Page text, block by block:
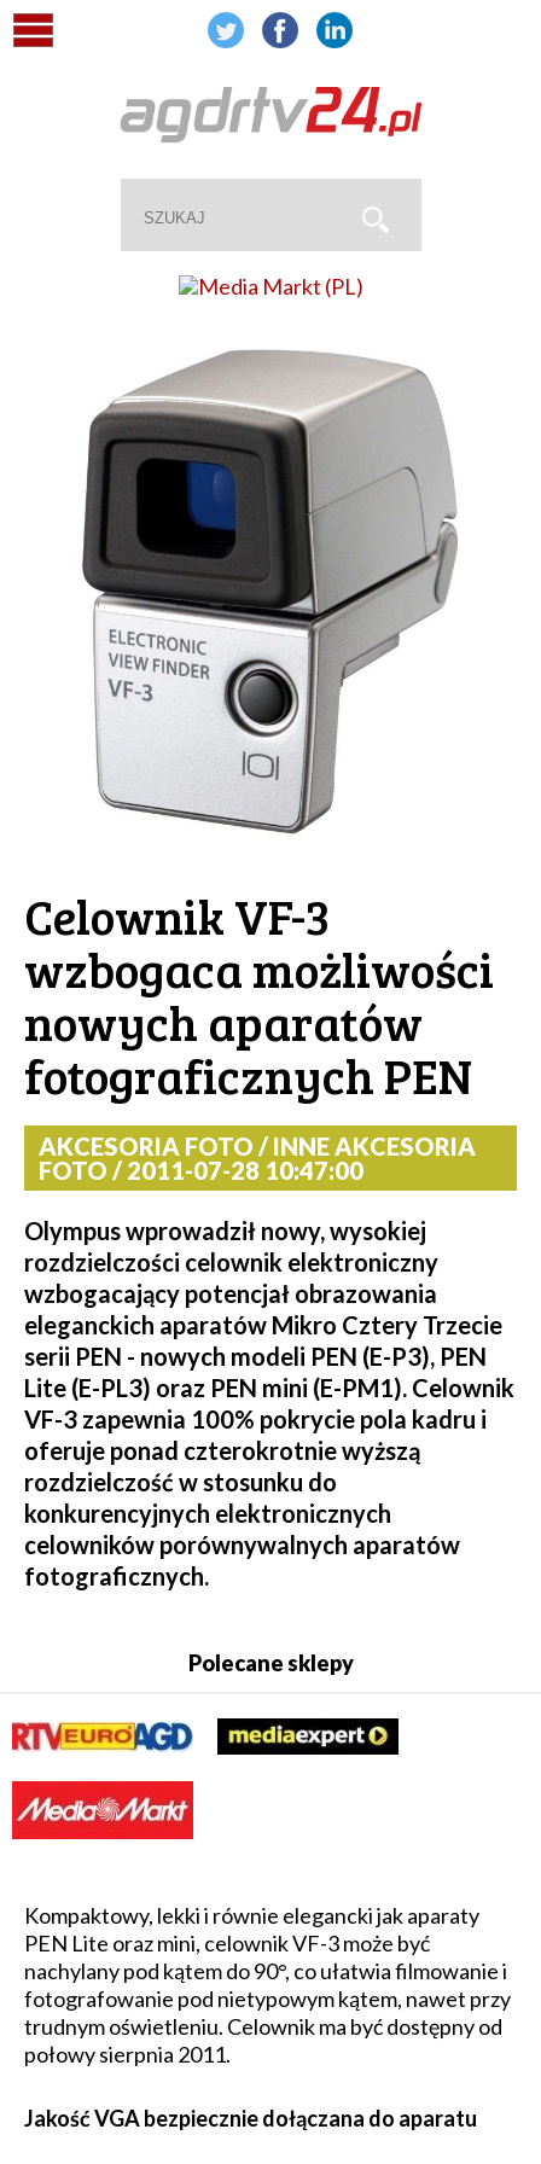
Celownik VF-3
wzbogaca możliwości
nowych aparatów
fotograficznych PEN
AKCESORIA FOTO / INNE AKCESORIA
FOTO / 2011-07-28 10:47:00
Olympus wprowadził nowy, wysokiej
rozdzielczości celownik elektroniczny
wzbogacający potencjał obrazowania
eleganckich aparatów Mikro Cztery Trzecie
serii PEN - nowych modeli PEN (E-P3), PEN
Lite (E-PL3) oraz PEN mini (E-PM1). Celownik
VF-3 zapewnia 100% pokrycie pola kadru i
oferuje ponad czterokrotnie wyższą
rozdzielczość w stosunku do
konkurencyjnych elektronicznych
celowników porównywalnych aparatów
fotograficznych.
Polecane sklepy
Kompaktowy, lekki i równie elegancki jak aparaty
PEN Lite oraz mini, celownik VF-3 może być
nachylany pod kątem do 90°, co ułatwia filmowanie i
fotografowanie pod nietypowym kątem, nawet przy
trudnym oświetleniu. Celownik ma być dostępny od
połowy sierpnia 2011.
Jakość VGA bezpiecznie dołączana do aparatu